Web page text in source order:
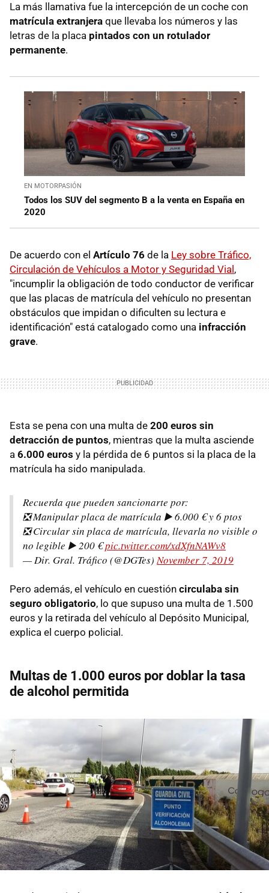
La más llamativa fue la intercepción de un coche con
matrícula extranjera que llevaba los números y las
letras de la placa pintados con un rotulador
permanente.
EN MOTORPASIÓN
Todos los SUV del segmento B a la venta en España en
2020
De acuerdo con el Artículo 76 de la Ley sobre Tráfico,
Circulación de Vehículos a Motor y Seguridad Vial ,
"incumplir la obligación de todo conductor de verificar
que las placas de matrícula del vehículo no presentan
obstáculos que impidan o dificulten su lectura e
identificación" está catalogado como una infracción
grave.
Esta se pena con una multa de 200 euros sin
detracción de puntos, mientras que la multa asciende
a 6.000 euros y la pérdida de 6 puntos si la placa de la
matrícula ha sido manipulada.
Recuerda que pueden sancionarte por:
❎ Manipular placa de matrícula ▶️ 6.000 € y 6 ptos
❎ Circular sin placa de matrícula, llevarla no visible o
no legible ▶️ 200 €pic.twitter.com/xdXfnNAWv8
— Dir. Gral. Tráfico (@DGTes)November 7, 2019
Pero además, el vehículo en cuestión circulaba sin
seguro obligatorio, lo que supuso una multa de 1.500
euros y la retirada del vehículo al Depósito Municipal,
explica el cuerpo policial.
Multas de 1.000 euros por doblar la tasa
de alcohol permitida